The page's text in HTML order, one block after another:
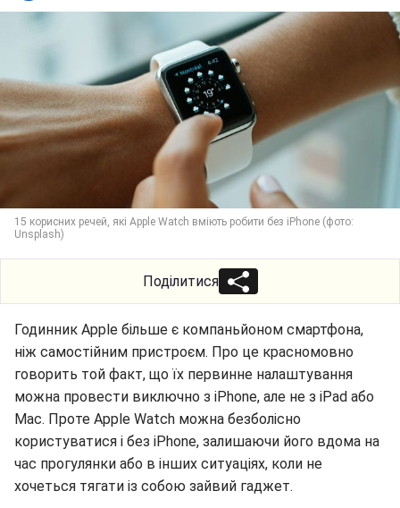
15 корисних речей, які Apple Watch вміють робити без iPhone (фото:
Unsplash)
Поділитися
Годинник Apple більше є компаньйоном смартфона,
ніж самостійним пристроєм. Про це красномовно
говорить той факт, що їх первинне налаштування
можна провести виключно з iPhone, але не з iPad або
Mac. Проте Apple Watch можна безболісно
користуватися і без iPhone, залишаючи його вдома на
час прогулянки або в інших ситуаціях, коли не
хочеться тягати із собою зайвий гаджет.